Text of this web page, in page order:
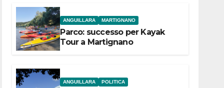
ANGUILLARA MARTIGNANO
Parco: successo per Kayak
Tour a Martignano
ANGUILLARA POLITICA